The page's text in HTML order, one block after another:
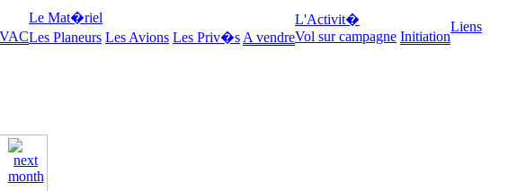
Le Mat�riel
Les Planeurs Les Avions Les Priv�s A vendre
L'Activit�
Vol sur campagne Initiation
Liens